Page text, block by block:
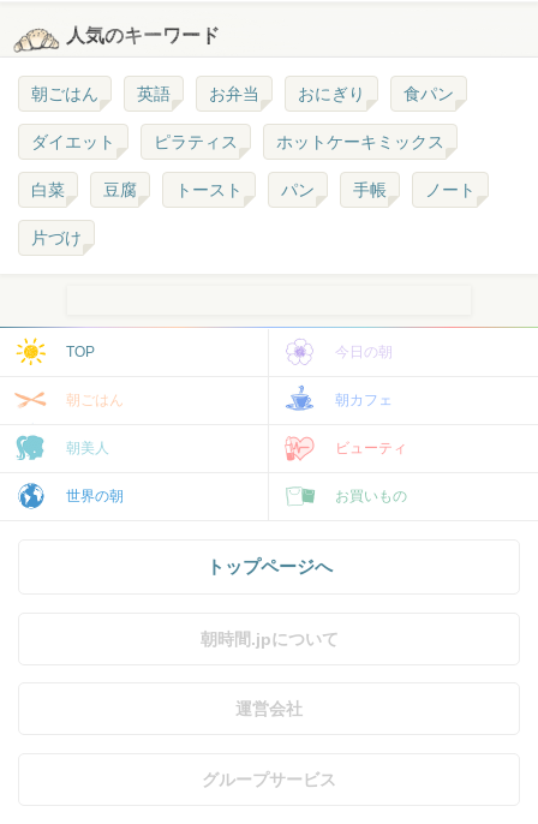
人気のキーワード
朝ごはん 英語 お弁当 おにぎり 食パン
ダイエット ピラティス ホットケーキミックス
白菜 豆腐 トースト パン 手帳 ノート
片づけ
TOP 今日の朝
朝ごはん 朝カフェ
朝美人 ビューティ
世界の朝 お買いもの
トップページへ
朝時間.jpについて
運営会社
グループサービス